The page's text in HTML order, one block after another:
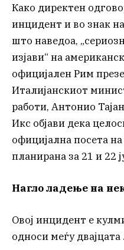
Како директен
инцидент и во знак на
што наведоа,
изјави“ на
официјален Рим
Италијанскиот
работи, Антонио
Икс објави дека
официјална посета
планирана за 21 и 22
Нагло ладење на
Овој инцидент е
односи меѓу